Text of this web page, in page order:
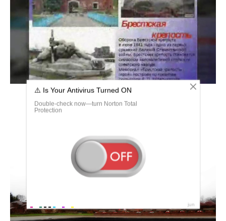
Обелиск из Брестской крепости